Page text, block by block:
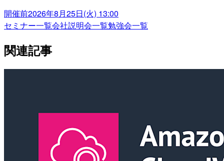
開催前2026年8月25日(火) 13:00
セミナー一覧会社説明会一覧勉強会一覧
関連記事